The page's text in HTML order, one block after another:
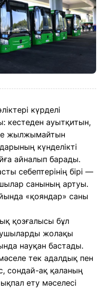
күрделі
кестеден ауытқитын,
жылжымайтын
күнделікті
айналып барады.
себептерінің бірі —
санының артуы.
«қояндар» саны
қозғалысы бұл
жолақы
науқан бастады.
тек адалдық пен
сондай-ақ қаланың
ету мәселесі